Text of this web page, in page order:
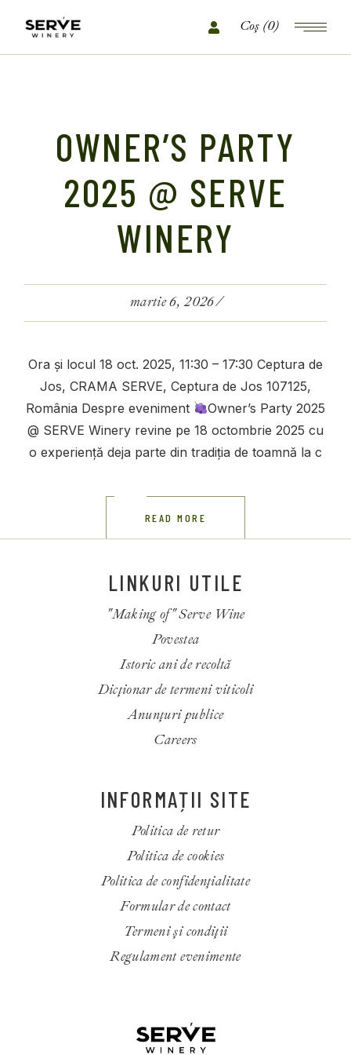
(0)
OWNER’S PARTY
2025 @ SERVE
WINERY
martie 6, 2026
Ora și locul 18 oct. 2025, 11:30 – 17:30 Ceptura de
Jos, CRAMA SERVE, Ceptura de Jos 107125,
România Despre eveniment
Owner’s Party 2025
@ SERVE Winery revine pe 18 octombrie 2025 cu
o experiență deja parte din tradiția de toamnă la c
READ MORE
LINKURI UTILE
"Making of" Serve Wine
Povestea
Istoric ani de recoltă
Dicționar de termeni viticoli
Anunțuri publice
Careers
INFORMAȚII SITE
Politica de retur
Politica de cookies
Politica de confidenţialitate
Formular de contact
Termeni și condiții
Regulament evenimente